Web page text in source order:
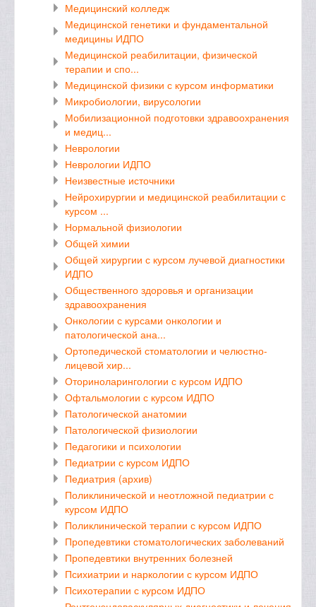
Медицинский колледж
Медицинской генетики и фундаментальной
медицины ИДПО
Медицинской реабилитации, физической
терапии и спо...
Медицинской физики с курсом информатики
Микробиологии, вирусологии
Мобилизационной подготовки здравоохранения
и медиц...
Неврологии
Неврологии ИДПО
Неизвестные источники
Нейрохирургии и медицинской реабилитации с
курсом ...
Нормальной физиологии
Общей химии
Общей хирургии с курсом лучевой диагностики
ИДПО
Общественного здоровья и организации
здравоохранения
Онкологии с курсами онкологии и
патологической ана...
Ортопедической стоматологии и челюстно-
лицевой хир...
Оториноларингологии с курсом ИДПО
Офтальмологии с курсом ИДПО
Патологической анатомии
Патологической физиологии
Педагогики и психологии
Педиатрии с курсом ИДПО
Педиатрия (архив)
Поликлинической и неотложной педиатрии с
курсом ИДПО
Поликлинической терапии с курсом ИДПО
Пропедевтики стоматологических заболеваний
Пропедевтики внутренних болезней
Психиатрии и наркологии с курсом ИДПО
Психотерапии с курсом ИДПО